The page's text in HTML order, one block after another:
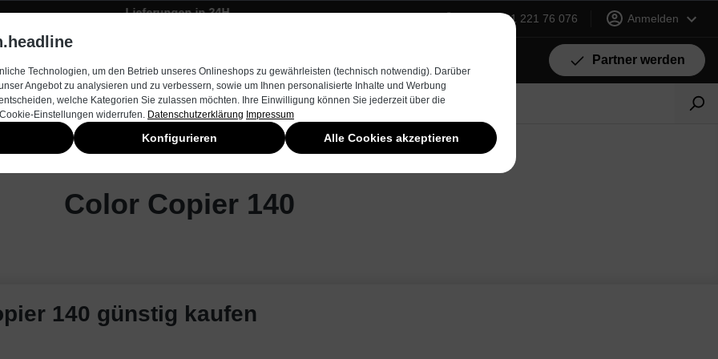
Lieferungen in 24H +49 (0) 231 221 76 076 Anmelden
Partner werden
Color Copier 140
140 günstig kaufen
Technologien, um den Betrieb unseres Onlineshops zu gewährleisten (technisch notwendig). Darüber
Angebot zu analysieren und zu verbessern, sowie um Ihnen personalisierte Inhalte und Werbung
welche Kategorien Sie zulassen möchten. Ihre Einwilligung können Sie jederzeit über die
Einstellungen widerrufen. Datenschutzerklärung Impressum
Konfigurieren Alle Cookies akzeptieren